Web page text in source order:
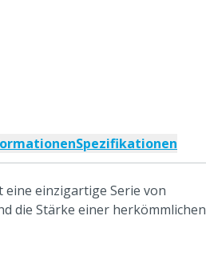
Spezifikationen
eine einzigartige Serie von
die Stärke einer herkömmlichen